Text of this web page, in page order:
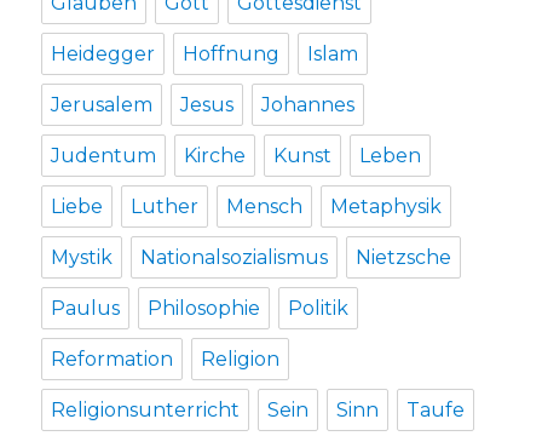
Heidegger Hoffnung Islam
Jerusalem Jesus Johannes
Judentum Kirche Kunst Leben
Liebe Luther Mensch Metaphysik
Mystik Nationalsozialismus Nietzsche
Paulus Philosophie Politik
Reformation Religion
Religionsunterricht Sein Sinn Taufe